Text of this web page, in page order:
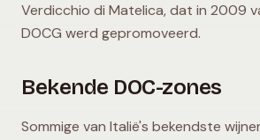
Verdicchio di Matelica, dat in 2009
DOCG werd gepromoveerd.
Bekende DOC-zones
Sommige van Italië's bekendste